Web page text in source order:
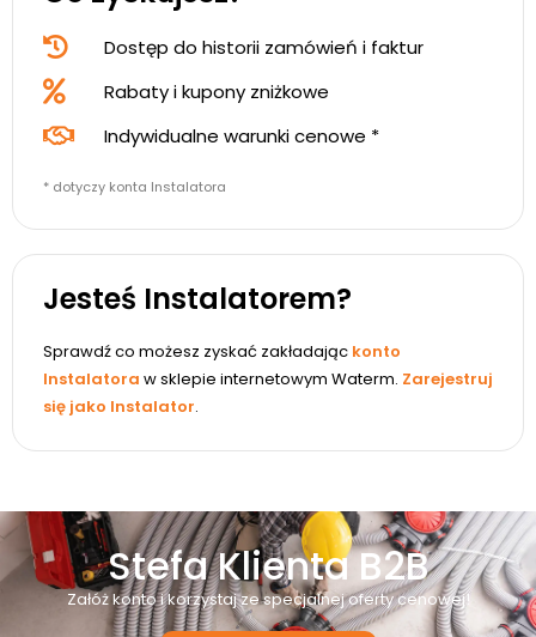
Dostęp do historii zamówień i faktur
Rabaty i kupony zniżkowe
Indywidualne warunki cenowe *
* dotyczy konta Instalatora
Jesteś Instalatorem?
Sprawdź co możesz zyskać zakładając konto
Instalatora w sklepie internetowym Waterm. Zarejestruj
się jako Instalator.
Stefa Klienta B2B
Załóż konto i korzystaj ze specjalnej oferty cenowej!